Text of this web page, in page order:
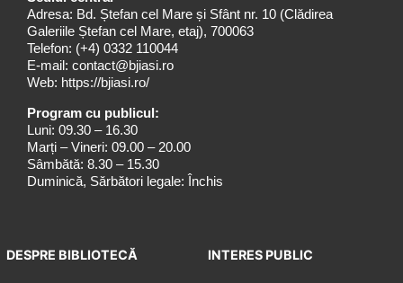
Adresa: Bd. Ștefan cel Mare și Sfânt nr. 10 (Clădirea
Galeriile Ștefan cel Mare, etaj), 700063
Telefon: (+4) 0332 110044
E-mail: contact@bjiasi.ro
Web: https://bjiasi.ro/
Program cu publicul:
Luni: 09.30 – 16.30
Marți – Vineri: 09.00 – 20.00
Sâmbătă: 8.30 – 15.30
Duminică, Sărbători legale: Închis
DESPRE BIBLIOTECĂ INTERES PUBLIC